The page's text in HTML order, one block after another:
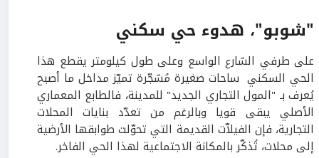
"شوبو"، هدوء حي سكني
على طرفي الشارع الواسع وعلى طول كيلومتر يقطع هذا
الحي السكني ساحات صغيرة مُشجّرة تميّز مداخل ما أصبح
يُعرف بـ "المول التجاري الجديد" للمدينة، فالطابع المعماري
الأصلي يبقى قويا وبالرغم من تعدّد بنايات المحلات
التجارية، فإن الفيلاّت القديمة التي تحوّلت طوابقها الأرضية
إلى محلات، تُذكّر بالمكانة الاجتماعية لهذا الحي الفاخر.